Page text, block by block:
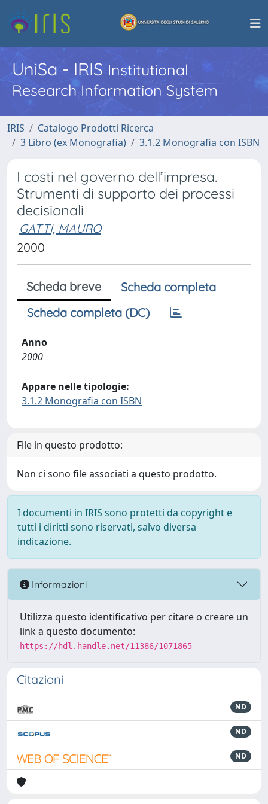
UniSa - IRISInstitutional
Research Information System
IRIS
Catalogo Prodotti Ricerca
3 Libro (ex Monografia)
3.1.2 Monografia con ISBN
I costi nel governo dell’impresa.
Strumenti di supporto dei processi
decisionali
GATTI, MAURO
2000
Scheda breve
Scheda completa
Scheda completa (DC)
Anno
2000
Appare nelle tipologie:
3.1.2 Monografia con ISBN
File in questo prodotto:
Non ci sono file associati a questo prodotto.
I documenti in IRIS sono protetti da copyright e
tutti i diritti sono riservati, salvo diversa
indicazione.
Informazioni
Utilizza questo identificativo per citare o creare un
link a questo documento:
https://hdl.handle.net/11386/1071865
Citazioni
ND
ND
ND